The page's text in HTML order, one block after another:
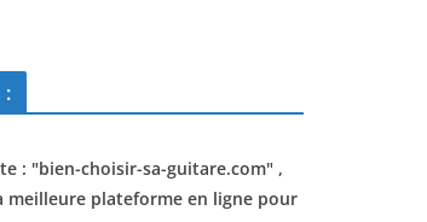
:
: "bien-choisir-sa-guitare.com" ,
meilleure plateforme en ligne pour